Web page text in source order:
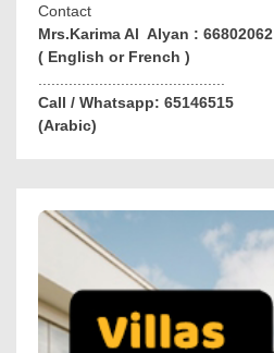
Contact
Mrs.Karima Al Alyan : 66802062
( English or French )
Call / Whatsapp: 65146515
(Arabic)